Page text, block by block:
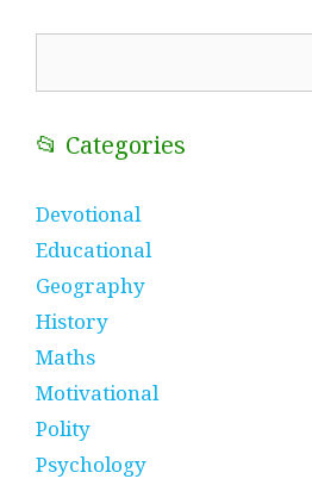
📂 Categories
Devotional
Educational
Geography
History
Maths
Motivational
Polity
Psychology